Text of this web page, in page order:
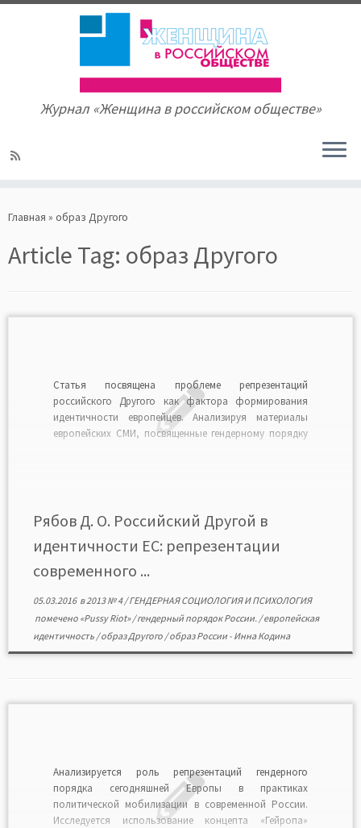
to
Журнал «Женщина в российском обществе»
Главная » образ Другого
Article Tag: образ Другого
Статья посвящена проблеме репрезентаций
российского Другого как фактора формирования
идентичности европейцев. Анализируя материалы
европейских СМИ, посвященные гендерному порядку
отсталого, направлен на укрепление
общеевропейской идентичности. С […]
Рябов Д. О. Российский Другой в
идентичности ЕС: репрезентации
современного ...
05.03.2016в2013 № 4/ГЕНДЕРНАЯ СОЦИОЛОГИЯ И ПСИХОЛОГИЯ
помечено «Pussy Riot»/гендерный порядок России. /европейская
идентичность /образ Другого /образ России - Инна Кодина
Анализируется роль репрезентаций гендерного
порядка сегодняшней Европы в практиках
политической мобилизации в современной России.
Исследуется использование концепта «Гейропа»